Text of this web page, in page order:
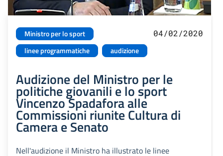
Ministro per lo sport
linee programmatiche
audizione
04/02/2020
Audizione del Ministro per le
politiche giovanili e lo sport
Vincenzo Spadafora alle
Commissioni riunite Cultura di
Camera e Senato
Nell'audizione il Ministro ha illustrato le linee